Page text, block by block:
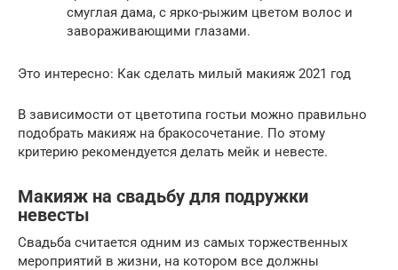
смуглая дама, с ярко-рыжим цветом волос и
завораживающими глазами.
Это интересно: Как сделать милый макияж 2021 год
В зависимости от цветотипа гостьи можно правильно
подобрать макияж на бракосочетание. По этому
критерию рекомендуется делать мейк и невесте.
Макияж на свадьбу для подружки
невесты
Свадьба считается одним из самых торжественных
мероприятий в жизни, на котором все должны